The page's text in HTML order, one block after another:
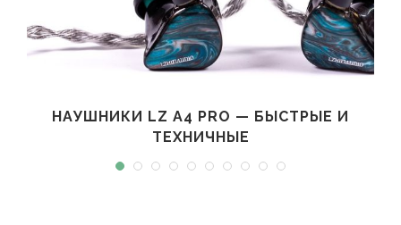
НАУШНИКИ LZ A4 PRO — БЫСТРЫЕ И
ТЕХНИЧНЫЕ